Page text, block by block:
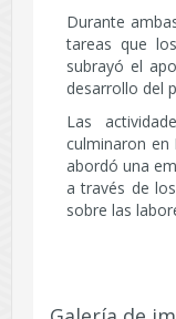
Durante
tareas que
subrayó el
desarrollo del
Las
culminaron en
abordó una
a través de
sobre las